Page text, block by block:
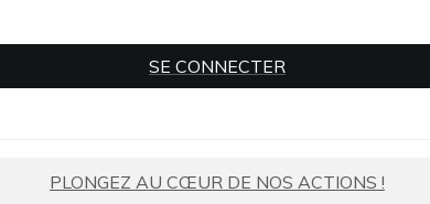
SE CONNECTER
PLONGEZ AU CŒUR DE NOS ACTIONS !